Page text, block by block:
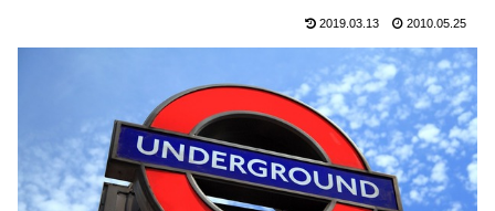
2019.03.13 2010.05.25